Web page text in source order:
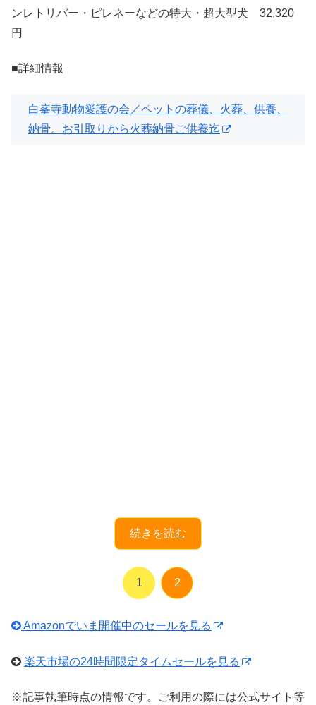
ンレトリバー・ピレネーなどの特大・超大型犬 32,320
円
■詳細情報
白峯寺動物愛護の会／ペットの葬儀、火葬、供養、
納骨。お引取りから火葬納骨ご供養迄
続きを読む
1 2
Amazonでいま開催中のセールを見る
楽天市場の24時間限定タイムセールを見る
※記事執筆時点の情報です。ご利用の際には公式サイト等